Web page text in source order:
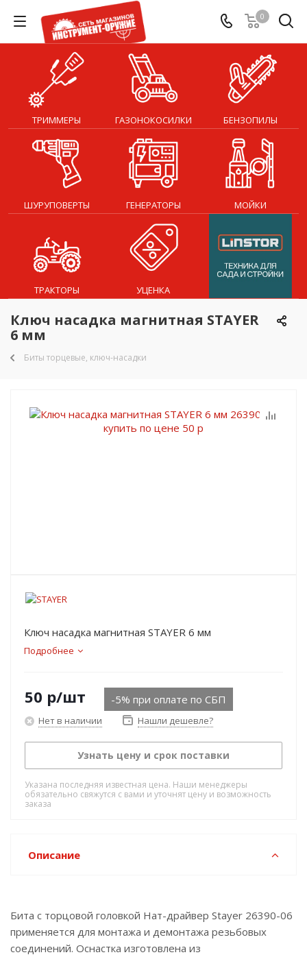
0
ТРИММЕРЫ ГАЗОНОКОСИЛКИ БЕНЗОПИЛЫ
ШУРУПОВЕРТЫ ГЕНЕРАТОРЫ МОЙКИ
ТРАКТОРЫ УЦЕНКА
Ключ насадка магнитная STAYER
6 мм
Биты торцевые, ключ-насадки
Ключ насадка магнитная STAYER 6 мм
Подробнее
50 р/шт -5% при оплате по СБП
Нет в наличии Нашли дешевле?
Узнать цену и срок поставки
Указана последняя известная цена. Наши менеджеры
обязательно свяжутся с вами и уточнят цену и возможность
заказа
Описание
Бита с торцовой головкой Нат-драйвер Stayer 26390-06
применяется для монтажа и демонтажа резьбовых
соединений. Оснастка изготовлена из